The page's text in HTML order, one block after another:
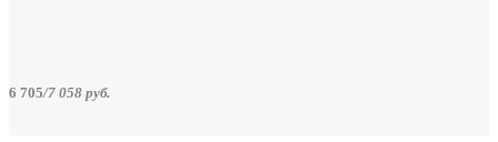
6 705/7 058 руб.